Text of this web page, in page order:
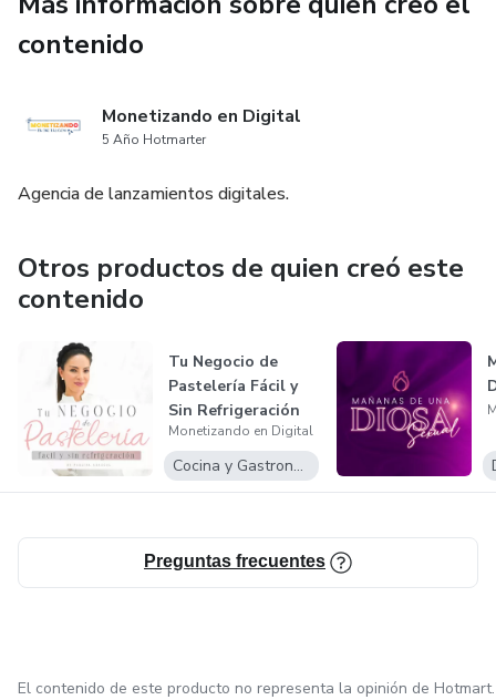
contenido
Monetizando en Digital
5 Año Hotmarter
Agencia de lanzamientos digitales.
Otros productos de quien creó este
contenido
Tu Negocio de
Pastelería Fácil y
Sin Refrigeración
Monetizando en Digital
Cocina y Gastronomía
Preguntas frecuentes
El contenido de este producto no representa la opinión de Hotmart.